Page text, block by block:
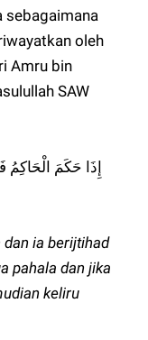
sebagaimana
oleh
Amru bin
SAW
ia berijtihad
pahala dan jika
keliru